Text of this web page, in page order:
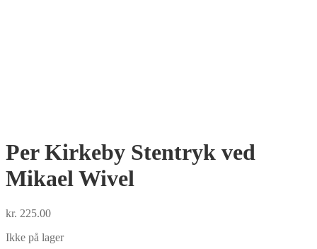
Per Kirkeby Stentryk ved
Mikael Wivel
kr. 225.00
Ikke på lager